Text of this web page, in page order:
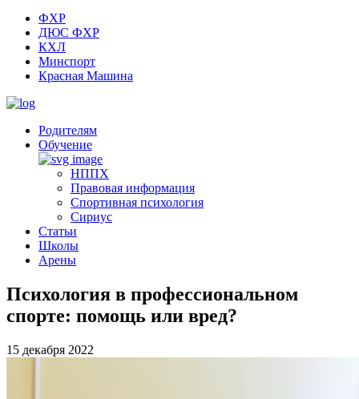
ФХР
ДЮС ФХР
КХЛ
Минспорт
Красная Машина
Родителям
Обучение
НППХ
Правовая информация
Спортивная психология
Cириус
Статьи
Школы
Арены
Психология в профессиональном
спорте: помощь или вред?
15 декабря 2022